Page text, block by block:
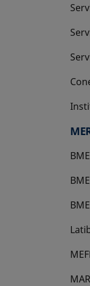
se
se
se
se
se